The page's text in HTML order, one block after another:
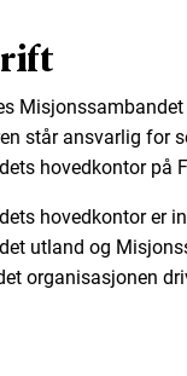
står ansvarlig for
hovedkontor på
hovedkontor er
utland og
organisasjonen